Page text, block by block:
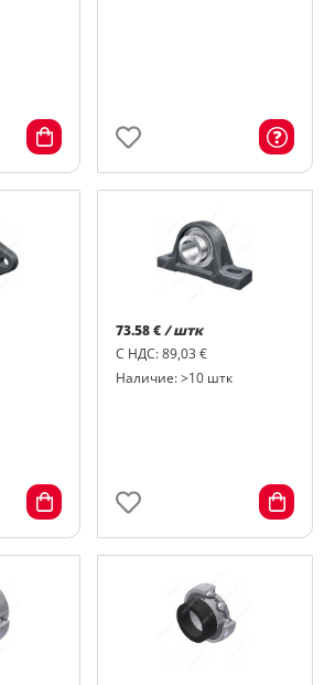
73.58 € / штк
С НДС: 89,03 €
Наличие: >10 штк